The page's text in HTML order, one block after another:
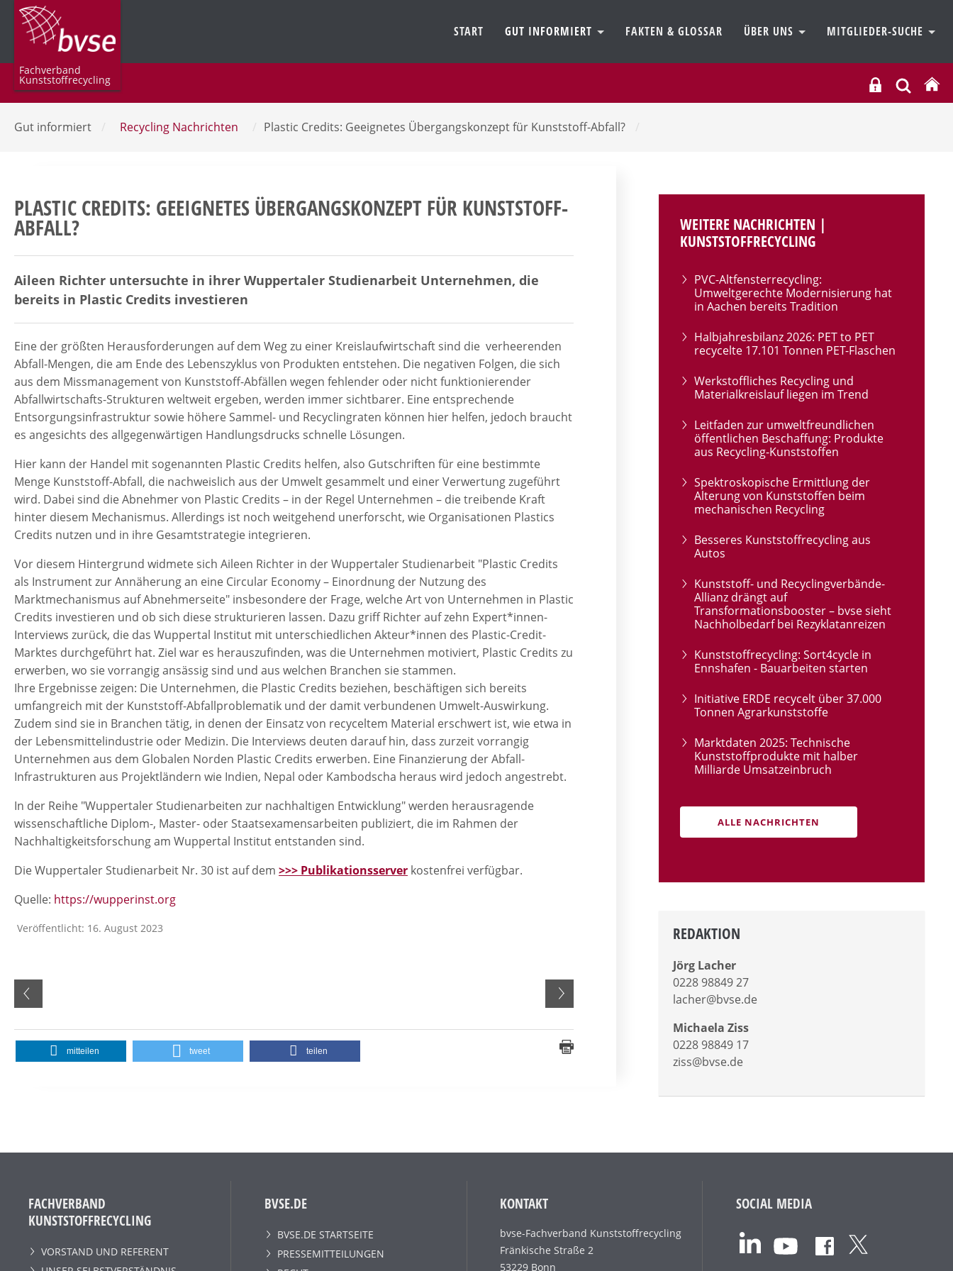
Fachverband
Kunststoffrecycling
START GUT INFORMIERT FAKTEN & GLOSSAR ÜBER UNS MITGLIEDER-SUCHE
Gut informiert / Recycling Nachrichten / Plastic Credits: Geeignetes Übergangskonzept für Kunststoff-Abfall? /
PLASTIC CREDITS: GEEIGNETES ÜBERGANGSKONZEPT FÜR KUNSTSTOFF-
ABFALL?
Aileen Richter untersuchte in ihrer Wuppertaler Studienarbeit Unternehmen, die
bereits in Plastic Credits investieren
Eine der größten Herausforderungen auf dem Weg zu einer Kreislaufwirtschaft sind die verheerenden
Abfall-Mengen, die am Ende des Lebenszyklus von Produkten entstehen. Die negativen Folgen, die sich
aus dem Missmanagement von Kunststoff-Abfällen wegen fehlender oder nicht funktionierender
Abfallwirtschafts-Strukturen weltweit ergeben, werden immer sichtbarer. Eine entsprechende
Entsorgungsinfrastruktur sowie höhere Sammel- und Recyclingraten können hier helfen, jedoch braucht
es angesichts des allgegenwärtigen Handlungsdrucks schnelle Lösungen.
Hier kann der Handel mit sogenannten Plastic Credits helfen, also Gutschriften für eine bestimmte
Menge Kunststoff-Abfall, die nachweislich aus der Umwelt gesammelt und einer Verwertung zugeführt
wird. Dabei sind die Abnehmer von Plastic Credits – in der Regel Unternehmen – die treibende Kraft
hinter diesem Mechanismus. Allerdings ist noch weitgehend unerforscht, wie Organisationen Plastics
Credits nutzen und in ihre Gesamtstrategie integrieren.
Vor diesem Hintergrund widmete sich Aileen Richter in der Wuppertaler Studienarbeit "Plastic Credits
als Instrument zur Annäherung an eine Circular Economy – Einordnung der Nutzung des
Marktmechanismus auf Abnehmerseite" insbesondere der Frage, welche Art von Unternehmen in Plastic
Credits investieren und ob sich diese strukturieren lassen. Dazu griff Richter auf zehn Expert*innen-
Interviews zurück, die das Wuppertal Institut mit unterschiedlichen Akteur*innen des Plastic-Credit-
Marktes durchgeführt hat. Ziel war es herauszufinden, was die Unternehmen motiviert, Plastic Credits zu
erwerben, wo sie vorrangig ansässig sind und aus welchen Branchen sie stammen.
Ihre Ergebnisse zeigen: Die Unternehmen, die Plastic Credits beziehen, beschäftigen sich bereits
umfangreich mit der Kunststoff-Abfallproblematik und der damit verbundenen Umwelt-Auswirkung.
Zudem sind sie in Branchen tätig, in denen der Einsatz von recyceltem Material erschwert ist, wie etwa in
der Lebensmittelindustrie oder Medizin. Die Interviews deuten darauf hin, dass zurzeit vorrangig
Unternehmen aus dem Globalen Norden Plastic Credits erwerben. Eine Finanzierung der Abfall-
Infrastrukturen aus Projektländern wie Indien, Nepal oder Kambodscha heraus wird jedoch angestrebt.
In der Reihe "Wuppertaler Studienarbeiten zur nachhaltigen Entwicklung" werden herausragende
wissenschaftliche Diplom-, Master- oder Staatsexamensarbeiten publiziert, die im Rahmen der
Nachhaltigkeitsforschung am Wuppertal Institut entstanden sind.
Die Wuppertaler Studienarbeit Nr. 30 ist auf dem >>> Publikationsserver kostenfrei verfügbar.
Quelle: https://wupperinst.org
Veröffentlicht: 16. August 2023
mitteilen tweet teilen
WEITERE NACHRICHTEN |
KUNSTSTOFFRECYCLING
PVC-Altfensterrecycling:
Umweltgerechte Modernisierung hat
in Aachen bereits Tradition
Halbjahresbilanz 2026: PET to PET
recycelte 17.101 Tonnen PET-Flaschen
Werkstoffliches Recycling und
Materialkreislauf liegen im Trend
Leitfaden zur umweltfreundlichen
öffentlichen Beschaffung: Produkte
aus Recycling-Kunststoffen
Spektroskopische Ermittlung der
Alterung von Kunststoffen beim
mechanischen Recycling
Besseres Kunststoffrecycling aus
Autos
Kunststoff- und Recyclingverbände-
Allianz drängt auf
Transformationsbooster – bvse sieht
Nachholbedarf bei Rezyklatanreizen
Kunststoffrecycling: Sort4cycle in
Ennshafen - Bauarbeiten starten
Initiative ERDE recycelt über 37.000
Tonnen Agrarkunststoffe
Marktdaten 2025: Technische
Kunststoffprodukte mit halber
Milliarde Umsatzeinbruch
ALLE NACHRICHTEN
REDAKTION
Jörg Lacher
0228 98849 27
lacher@bvse.de
Michaela Ziss
0228 98849 17
ziss@bvse.de
FACHVERBAND
KUNSTSTOFFRECYCLING
VORSTAND UND REFERENT
BVSE.DE
BVSE.DE STARTSEITE
PRESSEMITTEILUNGEN
KONTAKT
bvse-Fachverband Kunststoffrecycling
Fränkische Straße 2
53229 Bonn
SOCIAL MEDIA